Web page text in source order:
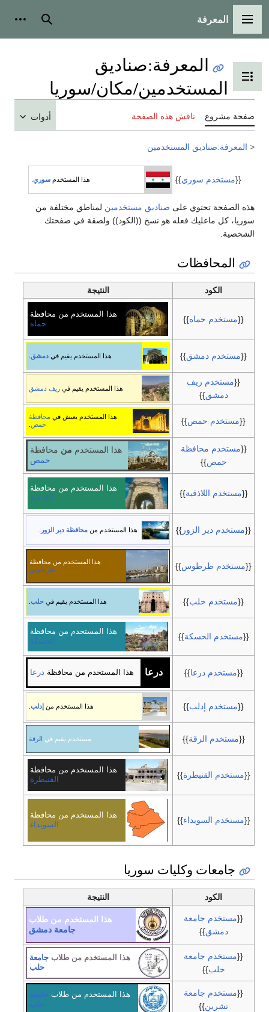
القائمة الرئيسية
المعرفة بحث
تبديل عرض جدول المحتويات
المعرفة:صناديق
المستخدمين/مكان/سوريا
صفحة مشروع ناقش هذه الصفحة أدوات
< المعرفة:صناديق المستخدمين
{{مستخدم سوري}} هذا المستخدم سوري
هذه الصفحة تحتوي على صناديق مستخدمين لمناطق مختلفة من
سوريا، كل ماعليك فعله هو نسخ ((الكود)) ولصقة في صفحتك
الشخصية.
المحافظات
الكود النتيجة
{{مستخدم حماه}}
هذا المستخدم من محافظة
حماه
{{مستخدم دمشق}} هذا المستخدم يقيم فيدمشق
{{مستخدم ريف
دمشق}}
هذا المستخدم يقيم فيريف دمشق
{{مستخدم حمص}} هذا المستخدم يعيش في محافظة
حمص
{{مستخدم محافظة
حمص}}
هذا المستخدم من محافظة
حمص
{{مستخدم اللاذقية}}
هذا المستخدم من محافظة
اللاذقية
{{مستخدم دير الزور }} هذا المستخدم من محافظة دير الزور
{{مستخدم طرطوس}}
هذا المستخدم من محافظة
طرطوس
{{مستخدم حلب}} هذا المستخدم يقيم فيحلب
{{مستخدم الحسكة}}
هذا المستخدم من محافظة
الحسكة
{{مستخدم درعا}} درعا هذا المستخدم من محافظة درعا
{{مستخدم إدلب}} هذا المستخدم من إدلب
{{مستخدم الرقة}} مستخدم يقيم في الرقة
{{مستخدم القنيطرة}}
هذا المستخدم من محافظة
القنيطرة
{{مستخدم السويداء}}
هذا المستخدم من محافظة
السويداء
جامعات وكليات سوريا
الكود النتيجة
{{مستخدم جامعة
دمشق}}
هذا المستخدم من طلاب
جامعة دمشق
{{مستخدم جامعة
حلب}}
هذا المستخدم من طلابجامعة
حلب
{{مستخدم جامعة
تشرين}}
هذا المستخدم من طلاب جامعة
حلب